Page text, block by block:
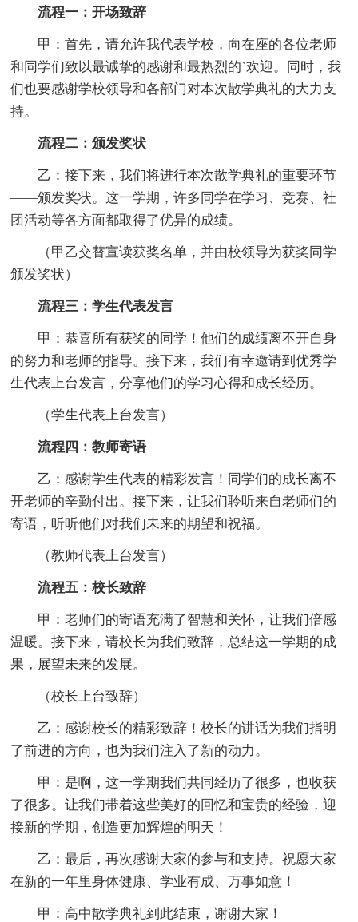
流程一：开场致辞
甲：首先，请允许我代表学校，向在座的各位老师
和同学们致以最诚挚的感谢和最热烈的`欢迎。同时，我
们也要感谢学校领导和各部门对本次散学典礼的大力支
持。
流程二：颁发奖状
乙：接下来，我们将进行本次散学典礼的重要环节
——颁发奖状。这一学期，许多同学在学习、竞赛、社
团活动等各方面都取得了优异的成绩。
（甲乙交替宣读获奖名单，并由校领导为获奖同学
颁发奖状）
流程三：学生代表发言
甲：恭喜所有获奖的同学！他们的成绩离不开自身
的努力和老师的指导。接下来，我们有幸邀请到优秀学
生代表上台发言，分享他们的学习心得和成长经历。
（学生代表上台发言）
流程四：教师寄语
乙：感谢学生代表的精彩发言！同学们的成长离不
开老师的辛勤付出。接下来，让我们聆听来自老师们的
寄语，听听他们对我们未来的期望和祝福。
（教师代表上台发言）
流程五：校长致辞
甲：老师们的寄语充满了智慧和关怀，让我们倍感
温暖。接下来，请校长为我们致辞，总结这一学期的成
果，展望未来的发展。
（校长上台致辞）
乙：感谢校长的精彩致辞！校长的讲话为我们指明
了前进的方向，也为我们注入了新的动力。
甲：是啊，这一学期我们共同经历了很多，也收获
了很多。让我们带着这些美好的回忆和宝贵的经验，迎
接新的学期，创造更加辉煌的明天！
乙：最后，再次感谢大家的参与和支持。祝愿大家
在新的一年里身体健康、学业有成、万事如意！
甲：高中散学典礼到此结束，谢谢大家！